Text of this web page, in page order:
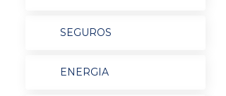
SEGUROS
ENERGIA